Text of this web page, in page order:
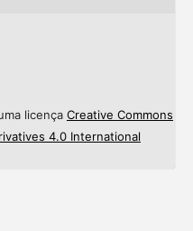
licença Creative Commons
4.0 International